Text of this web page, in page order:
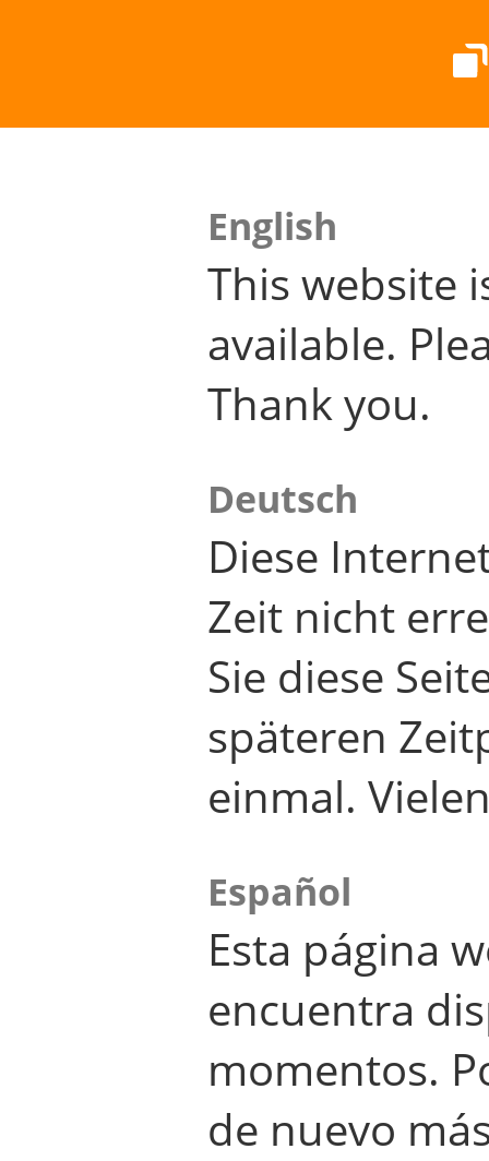
English
This website
available.
Thank you.
Deutsch
Diese
Zeit nicht
Sie diese
späteren
einmal.
Español
Esta página
encuentra
momentos.
de nuevo